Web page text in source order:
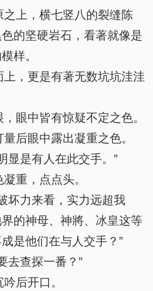
上，横七竖八的裂缝陈
的坚硬岩石，看著就像是
样。
，更是有著无数坑坑洼洼
眼中皆有惊疑不定之色。
后眼中露出凝重之色。
是有人在此交手。”
重，点点头。
坏力来看，实力远超我
的神母、神將、冰皇这等
是他们在与人交手？”
去查探一番？”
后开口。